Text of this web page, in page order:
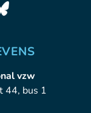
vzw
44, bus 1